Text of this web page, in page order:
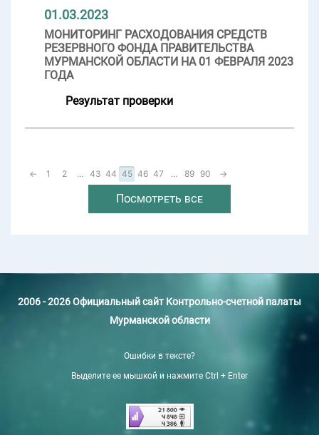
01.03.2023
МОНИТОРИНГ РАСХОДОВАНИЯ СРЕДСТВ
РЕЗЕРВНОГО ФОНДА ПРАВИТЕЛЬСТВА
МУРМАНСКОЙ ОБЛАСТИ НА 01 ФЕВРАЛЯ 2023
ГОДА
Результат проверки
← 1 2 ... 43 44 45 46 47 ... 89 90 →
Посмотреть все
2006 - 2026 Официальный сайт Контрольно-счетной палаты
Мурманской области
Ошибки в тексте?
Выделите ее мышкой и нажмите Ctrl + Enter